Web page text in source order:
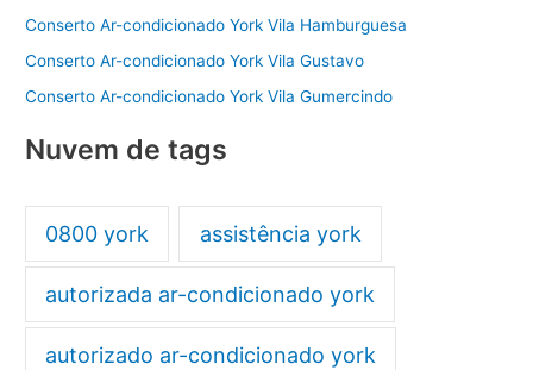
Conserto Ar-condicionado York Vila Hamburguesa
Conserto Ar-condicionado York Vila Gustavo
Conserto Ar-condicionado York Vila Gumercindo
Nuvem de tags
0800 york assistência york
autorizada ar-condicionado york
autorizado ar-condicionado york